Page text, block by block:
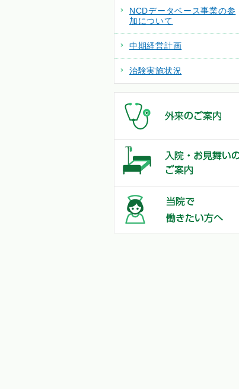
NCDデータベース事業の参
加について
中期経営計画
治験実施状況